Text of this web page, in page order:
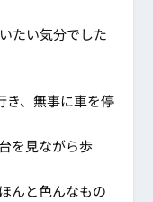
たい気分でした
き、無事に車を停
を見ながら歩
んと色んなもの